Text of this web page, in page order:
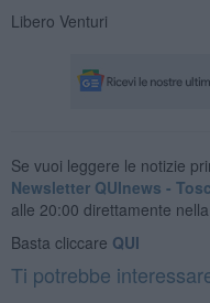
Libero Venturi
Se vuoi leggere le notizie
Newsletter QUInews -
alle 20:00 direttamente
Basta cliccare QUI
Ti potrebbe